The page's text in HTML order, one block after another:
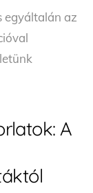
egyáltalán az
A